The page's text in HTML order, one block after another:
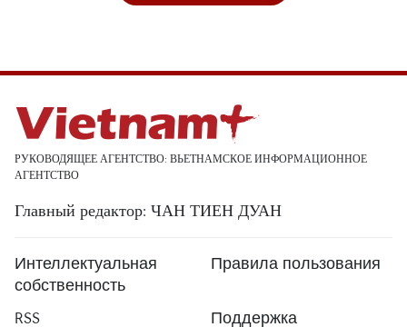
РУКОВОДЯЩЕЕ АГЕНТСТВО: ВЬЕТНАМСКОЕ ИНФОРМАЦИОННОЕ
АГЕНТСТВО
Главный редактор: ЧАН ТИЕН ДУАН
Интеллектуальная
собственность
Правила пользования
RSS Поддержка